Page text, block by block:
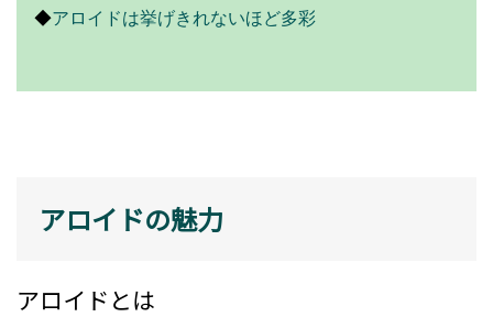
◆アロイドは挙げきれないほど多彩
アロイドの魅力
アロイドとは